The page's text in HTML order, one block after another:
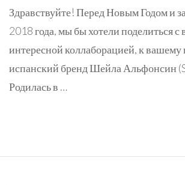
Здравствуйте! Перед Новым Годом и
2018 года, мы бы хотели поделиться
интересной коллаборацией, к
испанский бренд Шейла Альфонсин
Родилась в …